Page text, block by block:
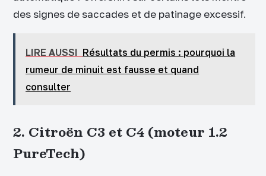
des signes de saccades et de patinage excessif.
LIRE AUSSI Résultats du permis : pourquoi la
rumeur de minuit est fausse et quand
consulter
2. Citroën C3 et C4 (moteur 1.2
PureTech)